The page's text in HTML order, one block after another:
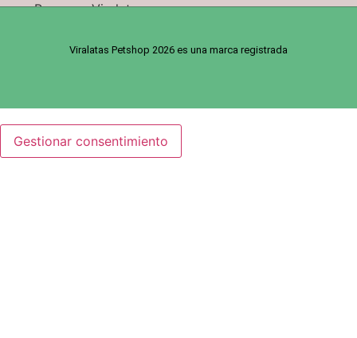
Viralatas Petshop 2026 es una marca registrada
Gestionar consentimiento